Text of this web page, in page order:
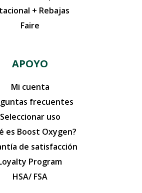
+ Rebajas
Faire
APOYO
Mi cuenta
frecuentes
Seleccionar uso
es Boost Oxygen?
de satisfacción
Program
HSA/ FSA